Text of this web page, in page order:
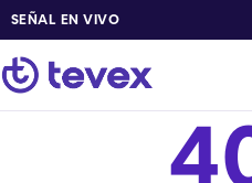
SEÑAL EN VIVO